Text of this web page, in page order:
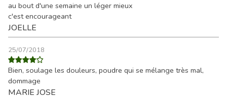
au bout d'une semaine un léger mieux
c'est encourageant
JOELLE
25/07/2018
Bien, soulage les douleurs, poudre qui se mélange très mal,
dommage
MARIE JOSE